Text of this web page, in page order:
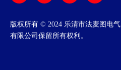
​版权所有 © 2024 乐清市法麦图电气
有限公司保留所有权利。